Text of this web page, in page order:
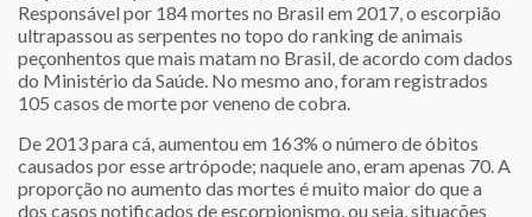
Responsável por 184 mortes no Brasil em 2017, o escorpião
ultrapassou as serpentes no topo do ranking de animais
peçonhentos que mais matam no Brasil, de acordo com dados
do Ministério da Saúde. No mesmo ano, foram registrados
105 casos de morte por veneno de cobra.
De 2013 para cá, aumentou em 163% o número de óbitos
causados por esse artrópode; naquele ano, eram apenas 70. A
proporção no aumento das mortes é muito maior do que a
dos casos notificados de escorpionismo, ou seja, situações